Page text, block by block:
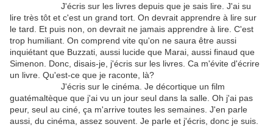
J'écris sur les livres depuis que je sais lire. J'ai su
lire très tôt et c'est un grand tort. On devrait apprendre à lire sur
le tard. Et puis non, on devrait ne jamais apprendre à lire. C'est
trop humiliant. On comprend vite qu'on ne saura être aussi
inquiétant que Buzzati, aussi lucide que Marai, aussi finaud que
Simenon. Donc, disais-je, j'écris sur les livres. Ca m'évite d'écrire
un livre. Qu'est-ce que je raconte, là?
J'écris sur le cinéma. Je décortique un film
guatémaltèque que j'ai vu un jour seul dans la salle. Oh j'ai pas
peur, seul au ciné, ça m'arrive toutes les semaines. J'en parle
aussi, du cinéma, assez souvent. Je parle et j'écris, donc je suis.